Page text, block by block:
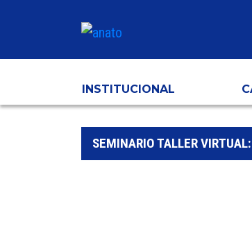
INSTITUCIONAL
SEMINARIO TALLER